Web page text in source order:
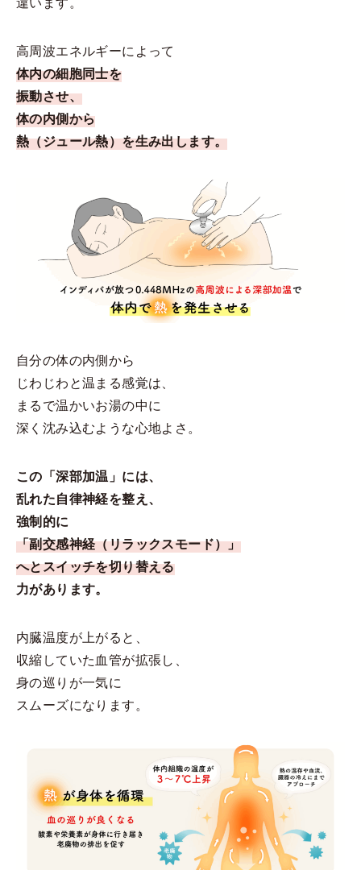
高周波エネルギーによって
体内の細胞同士を
振動させ、
体の内側から
熱（ジュール熱）を生み出します。
自分の体の内側から
じわじわと温まる感覚は、
まるで温かいお湯の中に
深く沈み込むような心地よさ。
この「深部加温」には、
乱れた自律神経を整え、
強制的に
「副交感神経（リラックスモード）」
へとスイッチを切り替える
力があります。
内臓温度が上がると、
収縮していた血管が拡張し、
身の巡りが一気に
スムーズになります。